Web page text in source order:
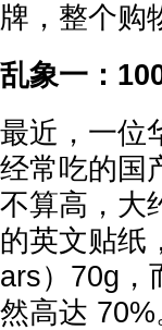
牌，整个购
乱象一：
最近，一位
经常吃的国
不算高，大
的英文贴纸
ars）70g，
然高达 70%